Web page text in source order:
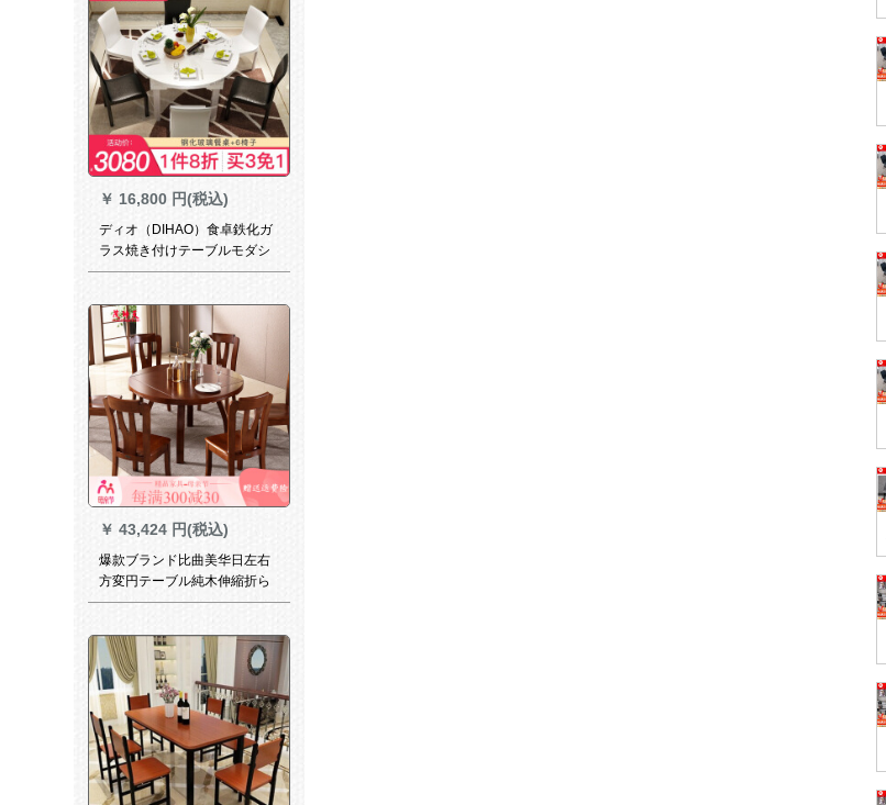
で伸縮可能です。テーブルの
純白サイズを収納できます。
￥ 16,800 円(税込)
ディオ（DIHAO）食卓鉄化ガ
ラス焼き付けテーブルモダシ
ンプサイズタワーレストラン
気炉全白テーブル
￥ 43,424 円(税込)
爆款ブランド比曲美华日左右
方変円テーブル純木伸縮折ら
れたみテーブル純木円テーブ
ル4椅子全純木椅子